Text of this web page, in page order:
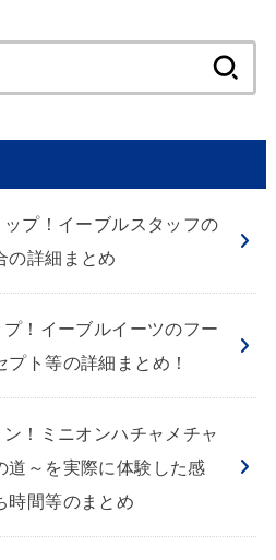
索:
ップ！イーブルスタッフの
の詳細まとめ
プ！イーブルイーツのフー
プト等の詳細まとめ！
ン！ミニオンハチャメチャ
道～を実際に体験した感
時間等のまとめ